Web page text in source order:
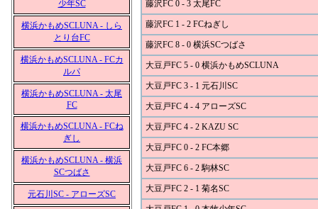
少年SC
横浜かもめSCLUNA - しら
とり台FC
横浜かもめSCLUNA - FCカ
ルパ
横浜かもめSCLUNA - 太尾
FC
横浜かもめSCLUNA - FCね
ぎし
横浜かもめSCLUNA - 横浜
SCつばさ
元石川SC - アローズSC
藤沢FC 0 - 3 太尾FC
藤沢FC 1 - 2 FCねぎし
藤沢FC 8 - 0 横浜SCつばさ
大豆戸FC 5 - 0 横浜かもめSCLUNA
大豆戸FC 3 - 1 元石川SC
大豆戸FC 4 - 4 アローズSC
大豆戸FC 4 - 2 KAZU SC
大豆戸FC 0 - 2 FC本郷
大豆戸FC 6 - 2 駒林SC
大豆戸FC 2 - 1 菊名SC